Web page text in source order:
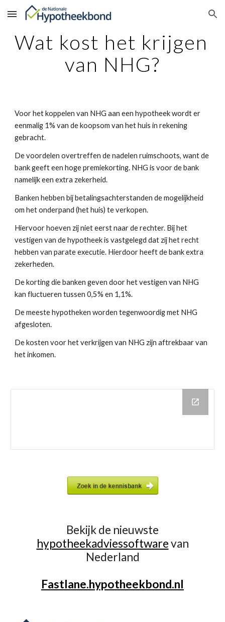
Skip to main content Skip to navigation
Wat kost het krijgen
van NHG?
Voor het koppelen van NHG aan een hypotheek wordt er
eenmalig 1% van de koopsom van het huis in rekening
gebracht.
De voordelen overtreffen de nadelen ruimschoots, want de
bank geeft een hoge premiekorting. NHG is voor de bank
namelijk een extra zekerheid.
Banken hebben bij betalingsachterstanden de mogelijkheid
om het onderpand (het huis) te verkopen.
Hiervoor hoeven zij niet eerst naar de rechter. Bij het
vestigen van de hypotheek is vastgelegd dat zij het recht
hebben van parate executie. Hierdoor heeft de bank extra
zekerheden.
De korting die banken geven door het vestigen van NHG
kan fluctueren tussen 0,5% en 1,1%.
De meeste hypotheken worden tegenwoordig met NHG
afgesloten.
De kosten voor het verkrijgen van NHG zijn aftrekbaar van
het inkomen.
Bekijk de nieuwste
hypotheekadviessoftwarevan
Nederland
Fastlane.hypotheekbond.nl